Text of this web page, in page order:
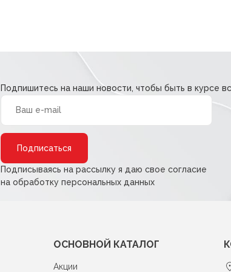
Подпишитесь на наши новости, чтобы быть в курсе
Подписываясь на рассылку я даю свое согласие
на обработку персональных данных
ОСНОВНОЙ КАТАЛОГ
Акции